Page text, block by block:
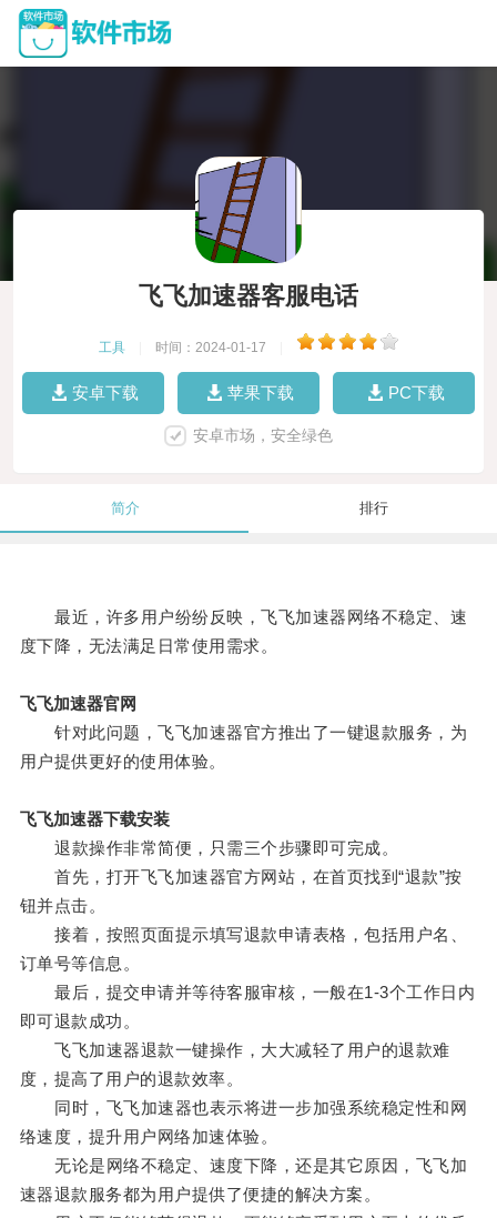
飞飞加速器客服电话
工具 时间：2024-01-17
安卓下载 苹果下载 PC下载
安卓市场，安全绿色
简介 排行
最近，许多用户纷纷反映，飞飞加速器网络不稳定、速
度下降，无法满足日常使用需求。
飞飞加速器官网
针对此问题，飞飞加速器官方推出了一键退款服务，为
用户提供更好的使用体验。
飞飞加速器下载安装
退款操作非常简便，只需三个步骤即可完成。
首先，打开飞飞加速器官方网站，在首页找到“退款”按
钮并点击。
接着，按照页面提示填写退款申请表格，包括用户名、
订单号等信息。
最后，提交申请并等待客服审核，一般在1-3个工作日内
即可退款成功。
飞飞加速器退款一键操作，大大减轻了用户的退款难
度，提高了用户的退款效率。
同时，飞飞加速器也表示将进一步加强系统稳定性和网
络速度，提升用户网络加速体验。
无论是网络不稳定、速度下降，还是其它原因，飞飞加
速器退款服务都为用户提供了便捷的解决方案。